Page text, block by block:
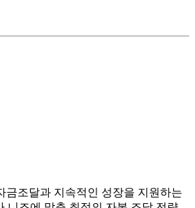
금조달과 지속적인 성장을 지원하는